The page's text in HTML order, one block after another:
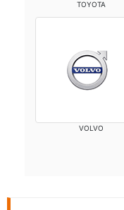
TOYOTA
VOLVO